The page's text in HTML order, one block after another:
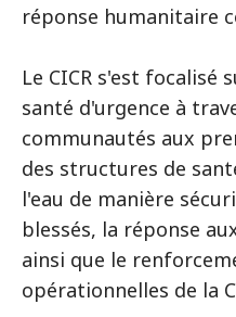
réponse humanitaire
Le CICR s'est focalisé
santé d'urgence à
communautés aux
des structures de
l'eau de manière
blessés, la réponse
ainsi que le
opérationnelles de la